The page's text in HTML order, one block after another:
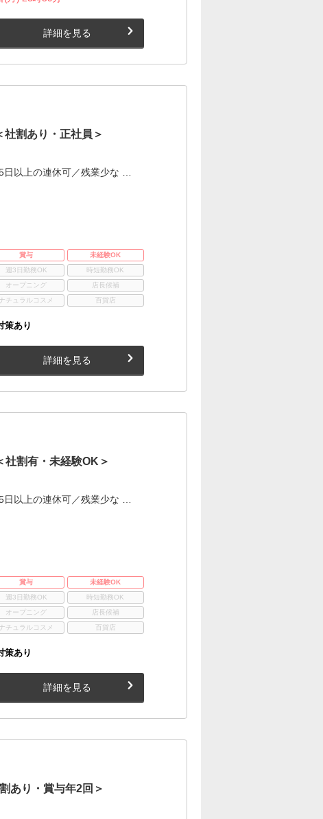
詳細を見る
割あり・正社員＞
日以上の連休可／残業少な …
賞与
未経験OK
週3日勤務OK
時短勤務OK
オープニング
店長候補
ナチュラルコスメ 百貨店
策あり
詳細を見る
割有・未経験OK＞
日以上の連休可／残業少な …
賞与
未経験OK
週3日勤務OK
時短勤務OK
オープニング
店長候補
ナチュラルコスメ 百貨店
策あり
詳細を見る
あり・賞与年2回＞